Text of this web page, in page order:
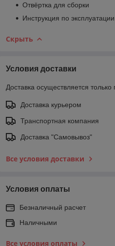
Отвёртка для сборки
Инструкция по эксплуатации
Скрыть
Условия доставки
Доставка осуществляется только
Доставка курьером
Транспортная компания
Доставка "Самовывоз"
Все условия доставки
Условия оплаты
Безналичный расчет
Наличными
Все условия оплаты